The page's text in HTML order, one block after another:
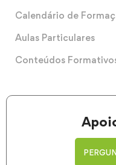
Calendário de
Aulas Particulares
Conteúdos